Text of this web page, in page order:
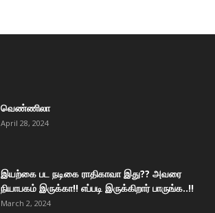
வெண்ணிலா
April 28, 2024
இயற்கை பட நடிகை ராதிகாவா இது?? அவரை
நியாபகம் இருக்கா!! எப்படி இருக்கிறார் பாருங்க..!!
March 2, 2024